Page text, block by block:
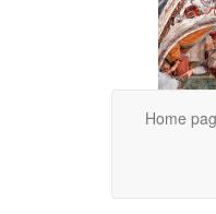
Home